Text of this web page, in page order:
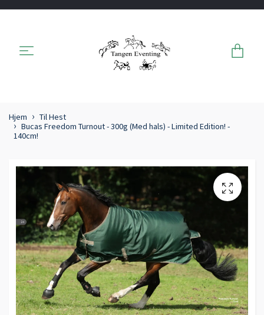
Hjem
Til Hest
Bucas Freedom Turnout - 300g (Med hals) - Limited Edition! -
140cm!